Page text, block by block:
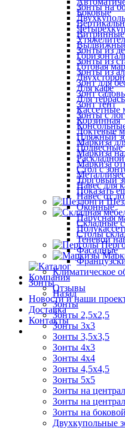
Зонты на
Зонты из
Зонты из
Зонты из
Зонт для
Зонт
Зонт тент
Зонты с
Пляжный
Подвесные
Стол с
Торговый
Показать
Складные
Столы
Компания
Отзывы
Новости и наши
Доставка
Контакты
Боковые
Витринные
Готовая
Для кафе
Для
Кассетные
Корзинная
Локтевые
Маркиза
Маркиза
Маркиза
Навес для
Навес от
Оконные
Парусная
Теневой
Фасадные
Климатическое
Зонты
Назад
Зонты
Зонты 2,5х2,5
Зонты 3х3
Зонты 3,5х3,5
Зонты 4х3
Зонты 4х4
Зонты 4,5х4,5
Зонты 5х5
Зонты на
Зонты на
Зонты на
Двухкупольные